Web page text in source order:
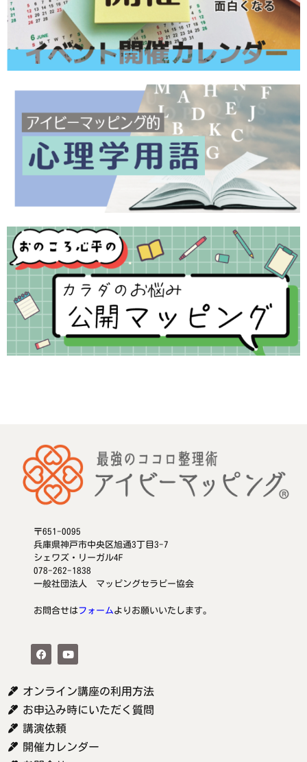
〒651-0095
兵庫県神戸市中央区旭通3丁目3-7
シェワズ・リーガル4F
078-262-1838
一般社団法人 マッピングセラピー協会
お問合せはフォームよりお願いいたします。
オンライン講座の利用方法
お申込み時にいただく質問
講演依頼
開催カレンダー